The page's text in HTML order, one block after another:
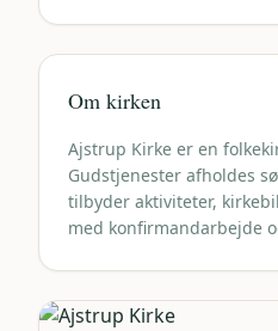
Om kirken
Ajstrup Kirke er en
Gudstjenester afholdes
tilbyder aktiviteter,
med konfirmandarbejde